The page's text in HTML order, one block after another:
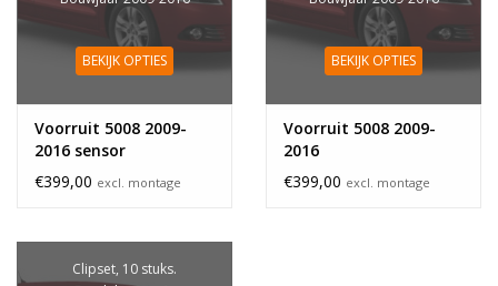
BEKIJK OPTIES
Voorruit 5008 2009-
2016 sensor
€399,00 excl. montage
BEKIJK OPTIES
Voorruit 5008 2009-
2016
€399,00 excl. montage
Clipset, 10 stuks.